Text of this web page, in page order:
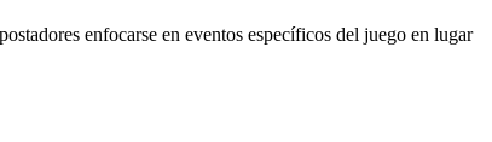
enfocarse en eventos específicos del juego en lugar